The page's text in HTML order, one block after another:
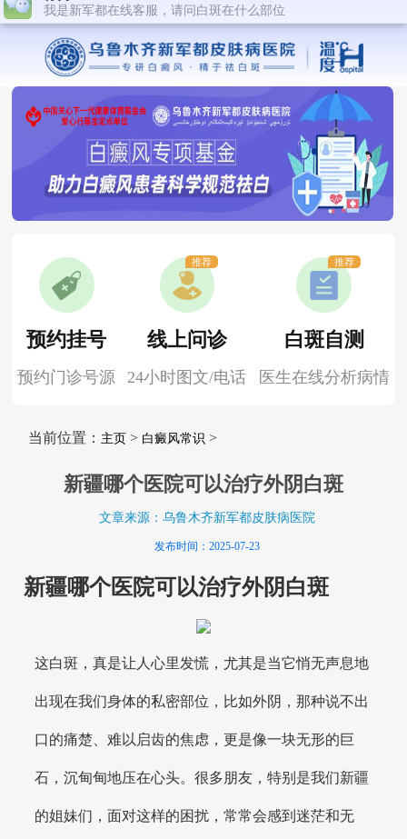
预约挂号
预约门诊号源
线上问诊
24小时图文/电话
推荐
白斑自测
医生在线分析病情
推荐
当前位置： 主页> 白癜风常识 >
新疆哪个医院可以治疗外阴白斑
文章来源：乌鲁木齐新军都皮肤病医院
发布时间：2025-07-23
新疆哪个医院可以治疗外阴白斑
这白斑，真是让人心里发慌，尤其是当它悄无声息地
出现在我们身体的私密部位，比如外阴，那种说不出
口的痛楚、难以启齿的焦虑，更是像一块无形的巨
石，沉甸甸地压在心头。很多朋友，特别是我们新疆
的姐妹们，面对这样的困扰，常常会感到迷茫和无